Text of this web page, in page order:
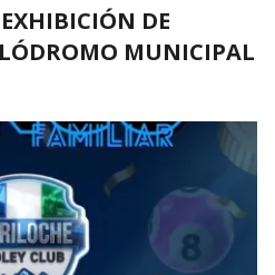
DE
MUNICIPAL